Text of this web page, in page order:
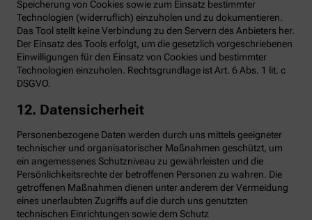
Speicherung von Cookies sowie zum Einsatz bestimmter
Technologien (widerruflich) einzuholen und zu dokumentieren.
Das Tool stellt keine Verbindung zu den Servern des Anbieters her.
Der Einsatz des Tools erfolgt, um die gesetzlich vorgeschriebenen
Einwilligungen für den Einsatz von Cookies und bestimmter
Technologien einzuholen. Rechtsgrundlage ist Art. 6 Abs. 1 lit. c
DSGVO.
12. Datensicherheit
Personenbezogene Daten werden durch uns mittels geeigneter
technischer und organisatorischer Maßnahmen geschützt, um
ein angemessenes Schutzniveau zu gewährleisten und die
Persönlichkeitsrechte der betroffenen Personen zu wahren. Die
getroffenen Maßnahmen dienen unter anderem der Vermeidung
eines unerlaubten Zugriffs auf die durch uns genutzten
technischen Einrichtungen sowie dem Schutz